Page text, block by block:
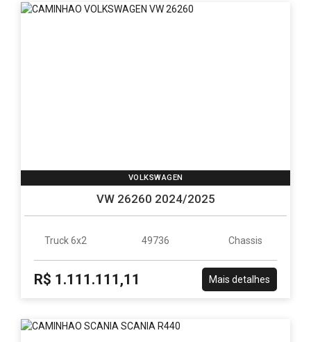
VOLKSWAGEN
VW 26260 2024/2025
Truck 6x2 49736 Chassis
R$ 1.111.111,11 Mais detalhes